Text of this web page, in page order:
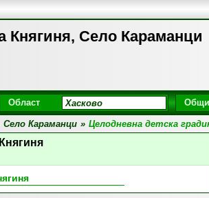
Княгиня, Село Караманци
Област
Село Караманци » Целодневна детска